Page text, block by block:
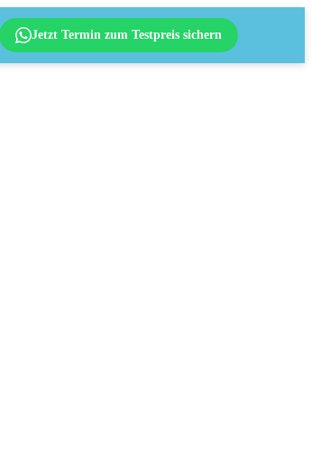
Jetzt Termin zum Testpreis sichern